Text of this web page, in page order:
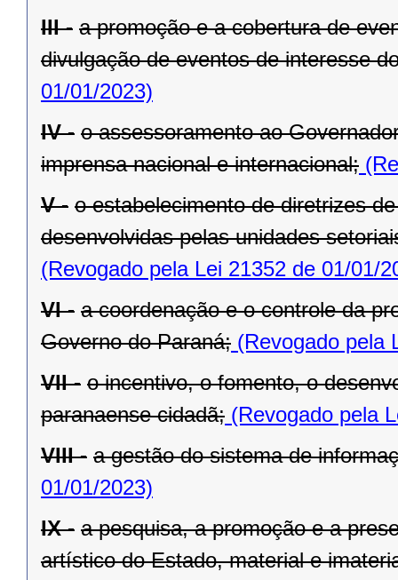
III - a promoção e a cobertura de
divulgação de eventos de interesse
01/01/2023)
IV - o assessoramento ao
imprensa nacional e internacional;
V - o estabelecimento de diretrizes
desenvolvidas pelas unidades
(Revogado pela Lei 21352 de 01/01/
VI - a coordenação e o controle da
Governo do Paraná; (Revogado pela
VII - o incentivo, o fomento, o
paranaense cidadã; (Revogado pela
VIII - a gestão do sistema de
01/01/2023)
IX - a pesquisa, a promoção e a
artístico do Estado, material e